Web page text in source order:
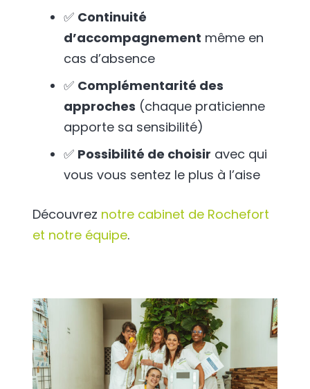
✅ Continuité
d’accompagnement même en
cas d’absence
✅ Complémentarité des
approches (chaque praticienne
apporte sa sensibilité)
✅ Possibilité de choisir avec qui
vous vous sentez le plus à l’aise
Découvrez notre cabinet de Rochefort
et notre équipe.